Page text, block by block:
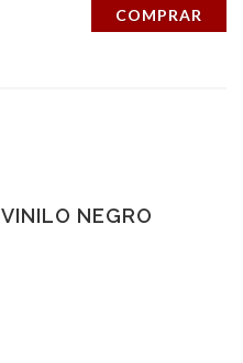
COMPRAR
NEGRO